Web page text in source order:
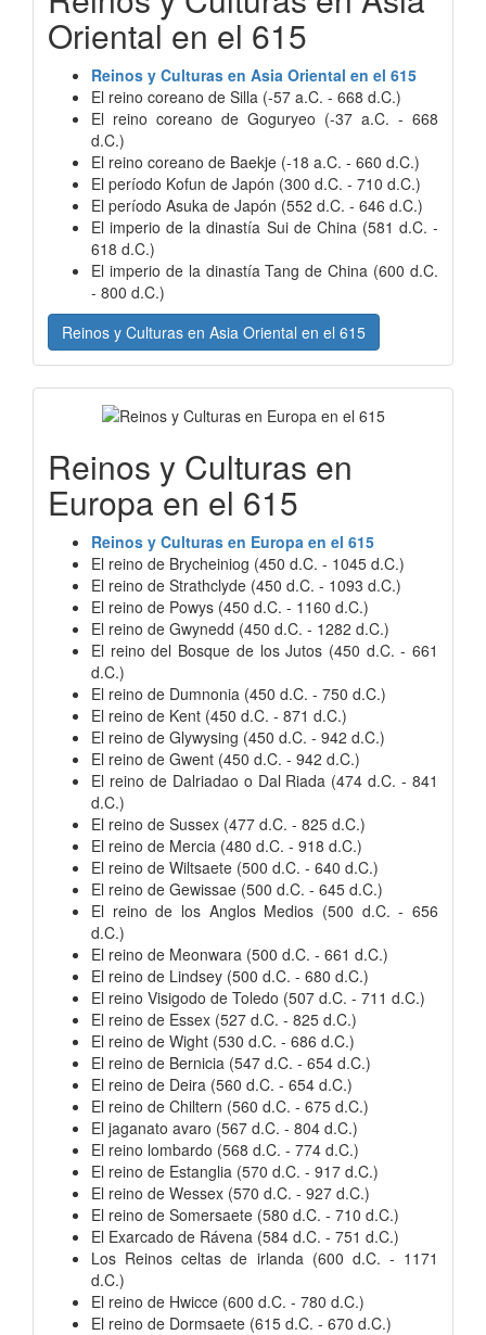
Oriental en el 615
Reinos y Culturas en Asia Oriental en el 615
El reino coreano de Silla (-57 a.C. - 668 d.C.)
El reino coreano de Goguryeo (-37 a.C. - 668
d.C.)
El reino coreano de Baekje (-18 a.C. - 660 d.C.)
El período Kofun de Japón (300 d.C. - 710 d.C.)
El período Asuka de Japón (552 d.C. - 646 d.C.)
El imperio de la dinastía Sui de China (581 d.C. -
618 d.C.)
El imperio de la dinastía Tang de China (600 d.C.
- 800 d.C.)
Reinos y Culturas en Asia Oriental en el 615
Reinos y Culturas en
Europa en el 615
Reinos y Culturas en Europa en el 615
El reino de Brycheiniog (450 d.C. - 1045 d.C.)
El reino de Strathclyde (450 d.C. - 1093 d.C.)
El reino de Powys (450 d.C. - 1160 d.C.)
El reino de Gwynedd (450 d.C. - 1282 d.C.)
El reino del Bosque de los Jutos (450 d.C. - 661
d.C.)
El reino de Dumnonia (450 d.C. - 750 d.C.)
El reino de Kent (450 d.C. - 871 d.C.)
El reino de Glywysing (450 d.C. - 942 d.C.)
El reino de Gwent (450 d.C. - 942 d.C.)
El reino de Dalriadao o Dal Riada (474 d.C. - 841
d.C.)
El reino de Sussex (477 d.C. - 825 d.C.)
El reino de Mercia (480 d.C. - 918 d.C.)
El reino de Wiltsaete (500 d.C. - 640 d.C.)
El reino de Gewissae (500 d.C. - 645 d.C.)
El reino de los Anglos Medios (500 d.C. - 656
d.C.)
El reino de Meonwara (500 d.C. - 661 d.C.)
El reino de Lindsey (500 d.C. - 680 d.C.)
El reino Visigodo de Toledo (507 d.C. - 711 d.C.)
El reino de Essex (527 d.C. - 825 d.C.)
El reino de Wight (530 d.C. - 686 d.C.)
El reino de Bernicia (547 d.C. - 654 d.C.)
El reino de Deira (560 d.C. - 654 d.C.)
El reino de Chiltern (560 d.C. - 675 d.C.)
El jaganato avaro (567 d.C. - 804 d.C.)
El reino lombardo (568 d.C. - 774 d.C.)
El reino de Estanglia (570 d.C. - 917 d.C.)
El reino de Wessex (570 d.C. - 927 d.C.)
El reino de Somersaete (580 d.C. - 710 d.C.)
El Exarcado de Rávena (584 d.C. - 751 d.C.)
Los Reinos celtas de irlanda (600 d.C. - 1171
d.C.)
El reino de Hwicce (600 d.C. - 780 d.C.)
El reino de Dormsaete (615 d.C. - 670 d.C.)